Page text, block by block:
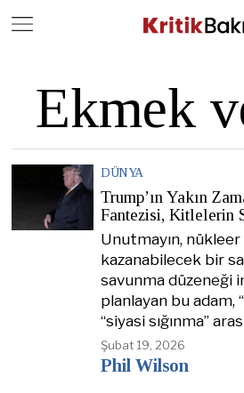
Ekmek
DÜNYA
Trump’ın Yakın
Fantezisi, Kitlelerin
Unutmayın, nükleer
kazanabilecek bir
savunma düzeneği
planlayan bu adam,
“siyasi sığınma”
Şubat 19, 2026
Phil Wilson